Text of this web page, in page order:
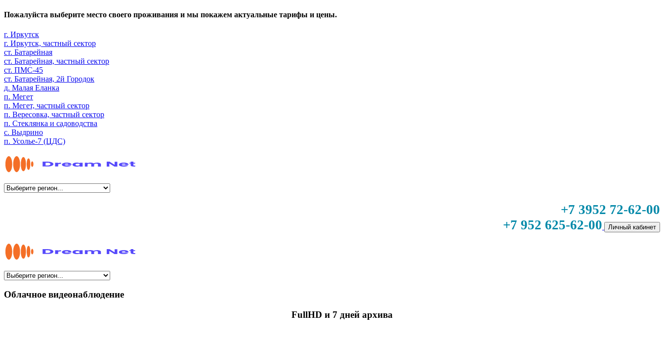
Пожалуйста выберите место своего проживания и мы покажем актуальные тарифы и цены.
г. Иркутск
г. Иркутск, частный сектор
ст. Батарейная
ст. Батарейная, частный сектор
ст. ПМС-45
ст. Батарейная, 2й Городок
д. Малая Еланка
п. Мегет
п. Мегет, частный сектор
п. Вересовка, частный сектор
п. Стеклянка и садоводства
с. Выдрино
п. Усолье-7 (ЦДС)
+7 3952 72-62-00
+7 952 625-62-00
Личный кабинет
Облачное видеонаблюдение
FullHD и 7 дней архива